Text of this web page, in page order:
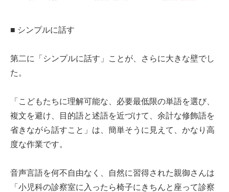
■ シンプルに話す
第二に「シンプルに話す」ことが、さらに大きな壁でし
た。
「こどもたちに理解可能な、必要最低限の単語を選び、
複文を避け、目的語と述語を近づけて、余計な修飾語を
省きながら話すこと」は、簡単そうに見えて、かなり高
度な作業です。
音声言語を何不自由なく、自然に習得された親御さんは
「小児科の診察室に入ったら椅子にきちんと座って診察